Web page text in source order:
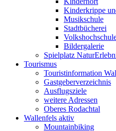
Kinderkrippe
Musikschule
Stadtbücherei
Bildergalerie
Spielplatz
Tourismus
Touristinformation
Gastgeberverzeichnis
Ausflugsziele
weitere Adressen
Oberes Rodachtal
Wallenfels aktiv
Mountainbiking